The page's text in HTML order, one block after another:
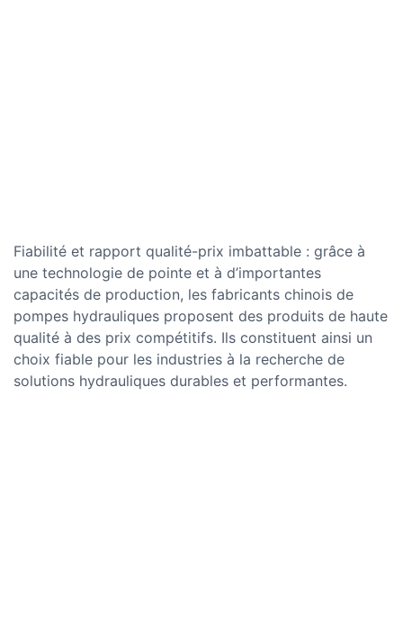
Fiabilité et rapport qualité-prix imbattable : grâce à
une technologie de pointe et à d’importantes
capacités de production, les fabricants chinois de
pompes hydrauliques proposent des produits de haute
qualité à des prix compétitifs. Ils constituent ainsi un
choix fiable pour les industries à la recherche de
solutions hydrauliques durables et performantes.